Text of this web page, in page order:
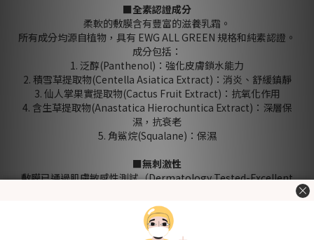
■全素認證成分
柔軟的敷膜含有豐富的滋養乳霜。
所有成分均源自植物，具有 EWG ALL GREEN 規格和純素認證。
成分包括：
1. 泛醇(Panthenol)：強化皮膚鎖水能力
2. 積雪草提取物(Centella Asiatica Extract)：消炎、舒緩鎮靜
3. 仙人掌果實提取物(Cactus Fruit Extract)：抗氧化作用
4. 含生草提取物(Anastatica Hierochuntica Extract)：深層保
濕，抗衰老
5. 角鯊烷(Squalane)：保濕
■無刺激性
敷膜已通過肌膚敏感性測試（Dermatology Tested-Excellent
皮膚刺激指數：0.00 無刺激
對媽媽和寶寶完全安全